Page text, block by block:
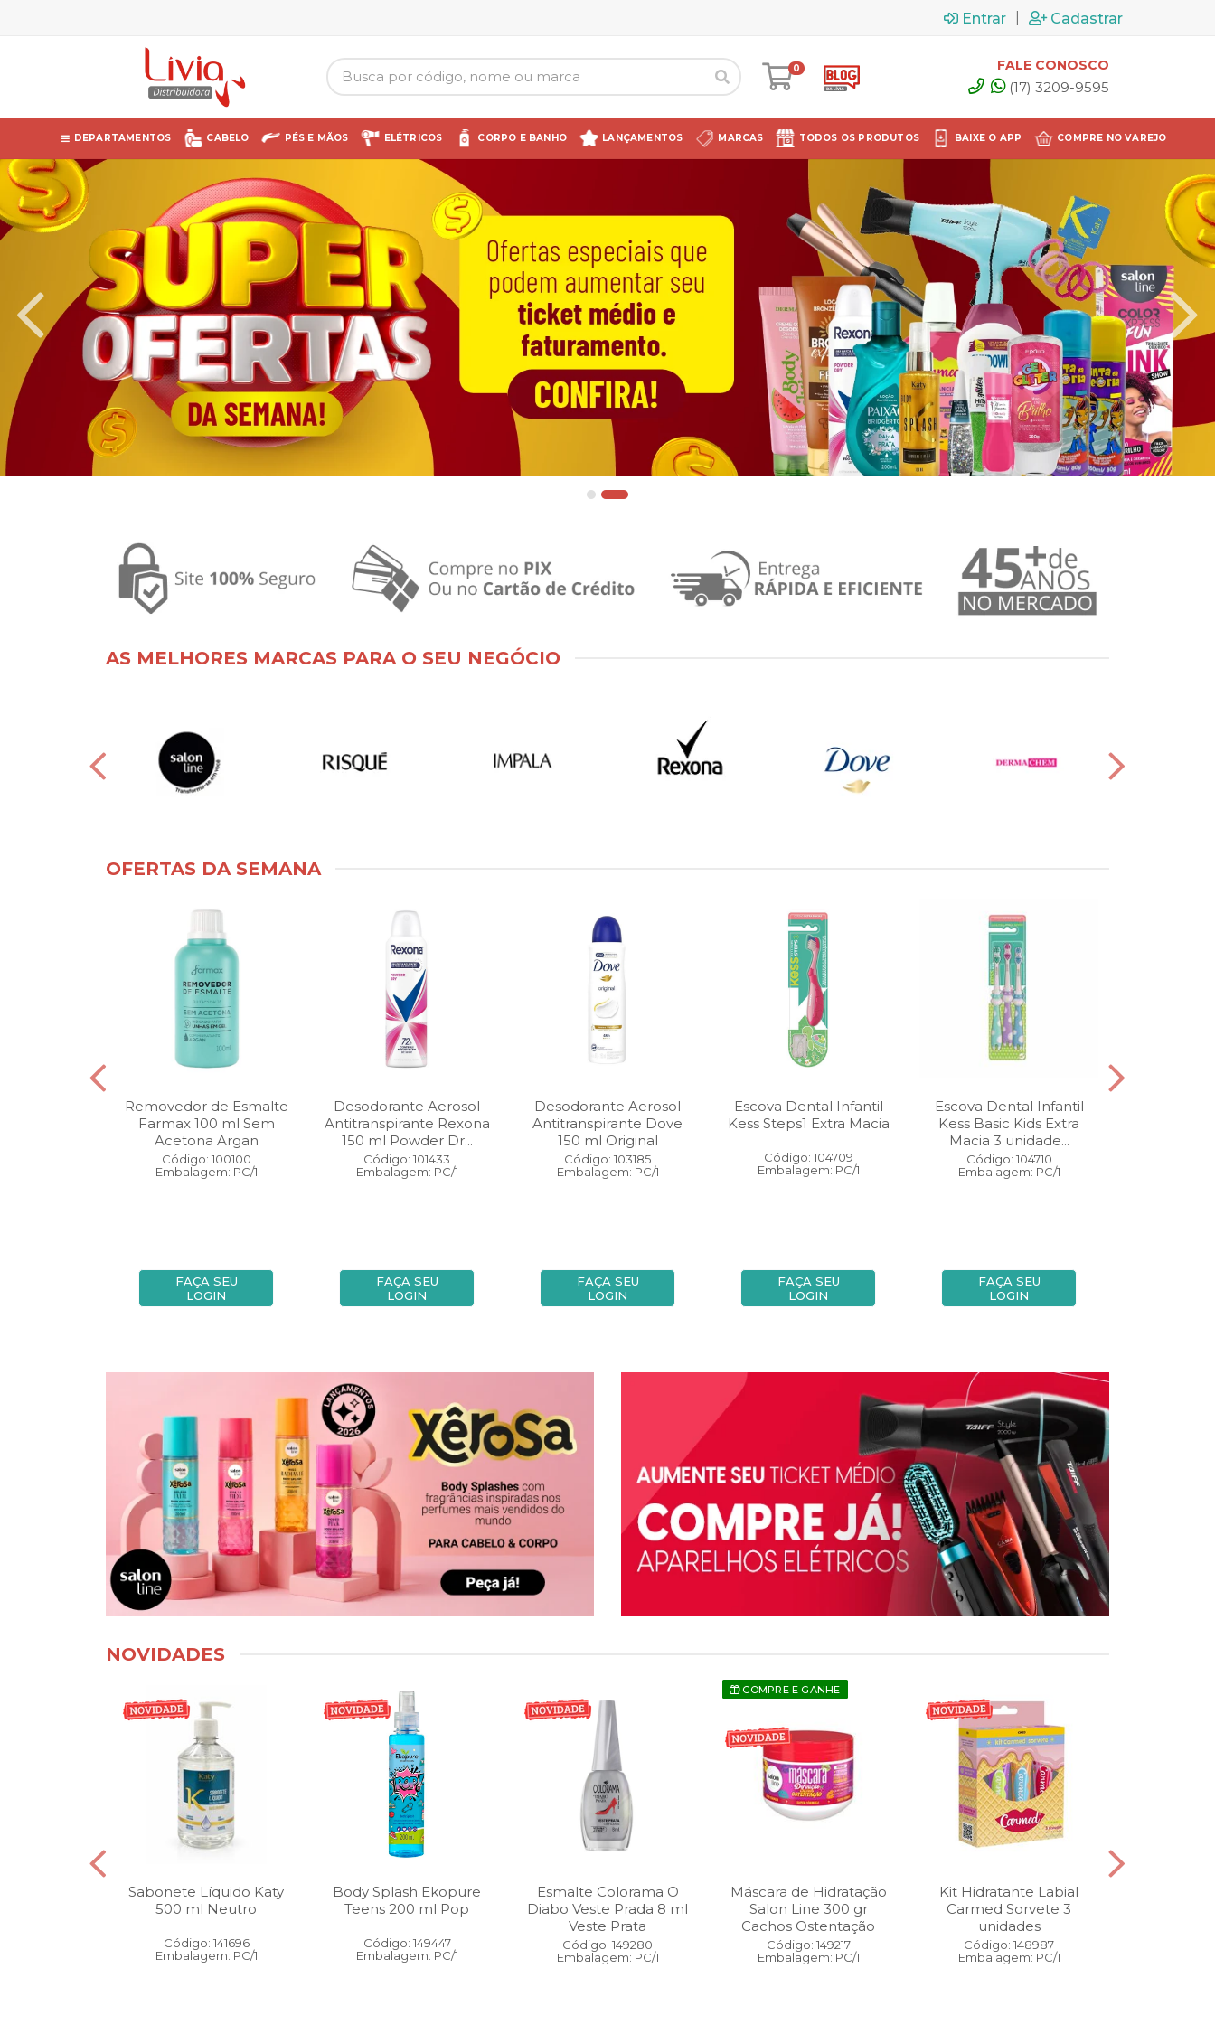
Entrar Cadastrar
0 FALE CONOSCO
(17) 3209-9595
DEPARTAMENTOS CABELO PÉS E MÃOS ELÉTRICOS CORPO E BANHO LANÇAMENTOS MARCAS TODOS OS PRODUTOS BAIXE O APP COMPRE NO VAREJO
AS MELHORES MARCAS PARA O SEU NEGÓCIO
OFERTAS DA SEMANA
Removedor de Esmalte
Farmax 100 ml Sem
Acetona Argan
Código: 100100
Embalagem: PC/1
FAÇA SEU
LOGIN
Desodorante Aerosol
Antitranspirante Rexona
150 ml Powder Dr...
Código: 101433
Embalagem: PC/1
FAÇA SEU
LOGIN
Desodorante Aerosol
Antitranspirante Dove
150 ml Original
Código: 103185
Embalagem: PC/1
FAÇA SEU
LOGIN
Escova Dental Infantil
Kess Steps1 Extra Macia
Código: 104709
Embalagem: PC/1
FAÇA SEU
LOGIN
Escova Dental Infantil
Kess Basic Kids Extra
Macia 3 unidade...
Código: 104710
Embalagem: PC/1
FAÇA SEU
LOGIN
NOVIDADES
Sabonete Líquido Katy
500 ml Neutro
Código: 141696
Embalagem: PC/1
Body Splash Ekopure
Teens 200 ml Pop
Código: 149447
Embalagem: PC/1
Esmalte Colorama O
Diabo Veste Prada 8 ml
Veste Prata
Código: 149280
Embalagem: PC/1
COMPRE E GANHE
Máscara de Hidratação
Salon Line 300 gr
Cachos Ostentação
Código: 149217
Embalagem: PC/1
Kit Hidratante Labial
Carmed Sorvete 3
unidades
Código: 148987
Embalagem: PC/1